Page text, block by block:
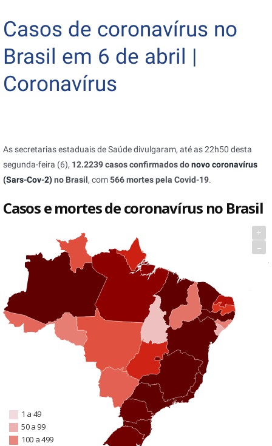
Casos de coronavírus no
Brasil em 6 de abril |
Coronavírus
As secretarias estaduais de Saúde divulgaram, até as 22h50 desta
segunda-feira (6), 12.2239 casos confirmados donovo coronavírus
(Sars-Cov-2)no Brasil, com566 mortes pela Covid-19.